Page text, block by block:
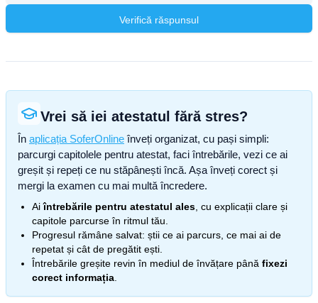
Verifică răspunsul
Vrei să iei atestatul fără stres?
În aplicația SoferOnline înveți organizat, cu pași simpli:
parcurgi capitolele pentru atestat, faci întrebările, vezi ce ai
greșit și repeți ce nu stăpânești încă. Așa înveți corect și
mergi la examen cu mai multă încredere.
Aiîntrebările pentru atestatul ales , cu explicații clare și
capitole parcurse în ritmul tău.
Progresul rămâne salvat: știi ce ai parcurs, ce mai ai de
repetat și cât de pregătit ești.
Întrebările greșite revin în mediul de învățare până fixezi
corect informația